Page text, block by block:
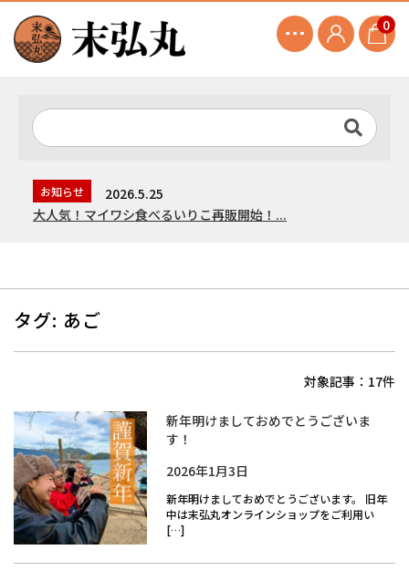
0
お知らせ
2026.5.25
大人気！マイワシ食べるいりこ再販開始！...
タグ: あご
対象記事：17件
新年明けましておめでとうございま
す！
2026年1月3日
新年明けましておめでとうございます。 旧年
中は末弘丸オンラインショップをご利用い
[…]